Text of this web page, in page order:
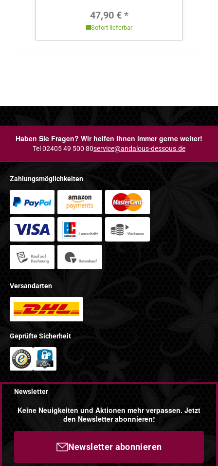
Regulärer Preis:
47,90 € *
Sofort lieferbar
Haben Sie Fragen? Wir helfen Ihnen immer gerne weiter!
Tel 02405 49 500 80service@andalous-dessous.de
Zahlungsmöglichkeiten
Versandarten
Geprüfte Sicherheit
Newsletter
Keine Neuigkeiten und Aktionen mehr verpassen. Jetzt
den Newsletter abonnieren!
Newsletter abonnieren